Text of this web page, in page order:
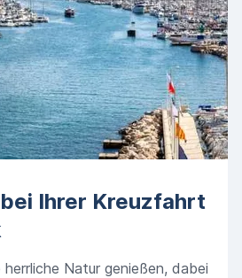
Ihrer Kreuzfahrt
Natur genießen, dabei